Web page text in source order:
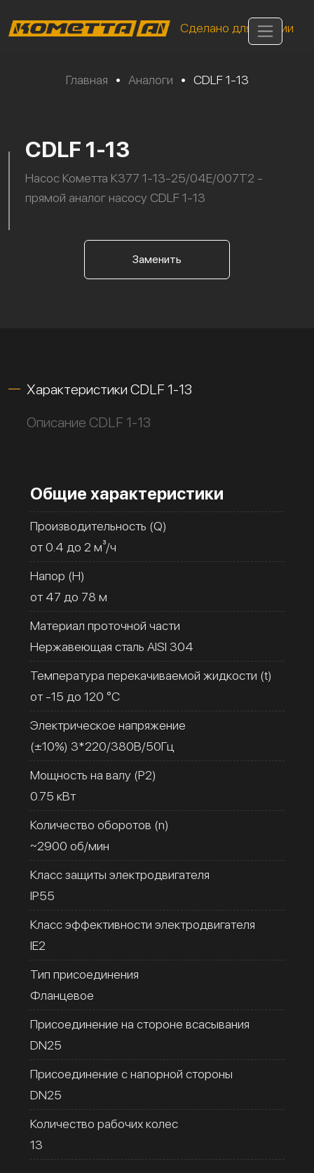
Сделано для России
Главная • Аналоги • CDLF 1-13
CDLF 1-13
Насос Кометта К377 1-13-25/04Е/007Т2 -
прямой аналог насосу CDLF 1-13
Заменить
Характеристики CDLF 1-13
Описание CDLF 1-13
Общие характеристики
Производительность (Q)
от 0.4 до 2 м³/ч
Напор (H)
от 47 до 78 м
Материал проточной части
Нержавеющая сталь AISI 304
Температура перекачиваемой жидкости (t)
от -15 до 120 °C
Электрическое напряжение
(±10%) 3*220/380В/50Гц
Мощность на валу (Р2)
0.75 кВт
Количество оборотов (n)
~2900 об/мин
Класс защиты электродвигателя
IP55
Класс эффективности электродвигателя
IE2
Тип присоединения
Фланцевое
Присоединение на стороне всасывания
DN25
Присоединение с напорной стороны
DN25
Количество рабочих колес
13